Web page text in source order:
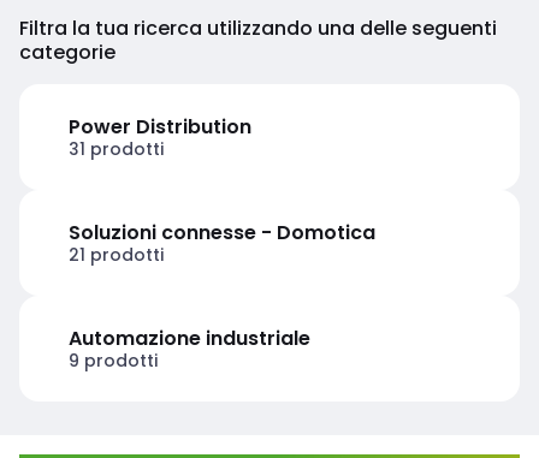
Filtra la tua ricerca utilizzando una delle seguenti
categorie
Power Distribution
31 prodotti
Soluzioni connesse - Domotica
21 prodotti
Automazione industriale
9 prodotti